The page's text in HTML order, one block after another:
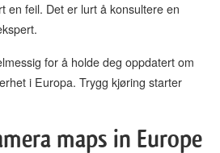
en feil. Det er lurt å konsultere en
for å holde deg oppdatert om
i Europa. Trygg kjøring starter
maps in Europe